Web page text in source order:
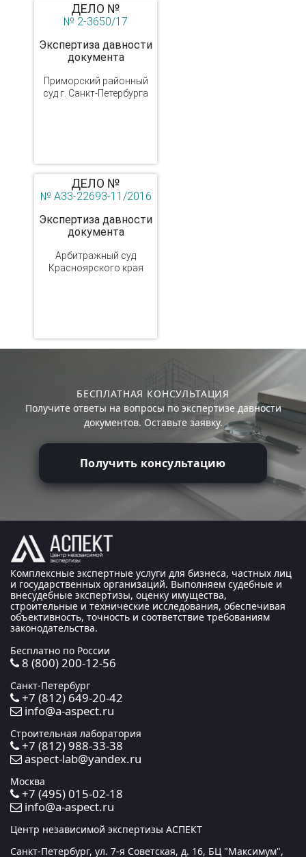
ДЕЛО №
№ 2-3650/17
Экспертиза давности
документа
Приморский районный
суд г. Санкт-Петербурга
ДЕЛО №
№ А33-22693-11/2016
Экспертиза давности
документа
Арбитражный суд
Красноярского края
БЕСПЛАТНАЯ КОНСУЛЬТАЦИЯ
Получите ответы на вопросы по экспертизе давности
документов. Оставьте заявку.
Получить консультацию
Комплексные экспертные услуги для бизнеса, частных лиц
и государственных организаций. Выполняем судебные и
внесудебные экспертизы, оценку имущества,
строительные и технические исследования, обеспечивая
объективность, точность и соответствие требованиям
законодательства.
Бесплатно по России
8 (800) 200-12-56
Санкт-Петербург
+7 (812) 649-20-42
info@a-aspect.ru
Строительная лаборатория
+7 (812) 988-33-38
aspect-lab@yandex.ru
Москва
+7 (495) 015-02-18
info@a-aspect.ru
Центр независимой экспертизы АСПЕКТ
Санкт-Петербург, ул. 7-я Советская, д. 16, БЦ "Максимум",